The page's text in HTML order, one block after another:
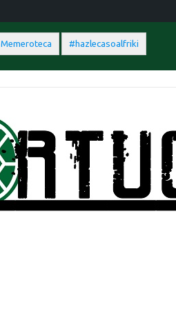
Memeroteca #hazlecasoalfriki